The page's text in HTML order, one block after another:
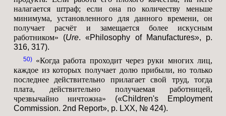
налагается штраф; если она по количеству меньше
минимума, установленного для данного времени, он
получает расчёт и замещается более искусным
работником» (Ure. «Philosophy of Manufactures», p.
316, 317).
50
«Когда работа проходит через руки многих лиц,
каждое из которых получает долю прибыли, но только
последнее действительно прилагает свой труд, тогда
плата, действительно получаемая работницей,
чрезвычайно ничтожна» («Children's Employment
Commission. 2nd Report», p. LXX, № 424).